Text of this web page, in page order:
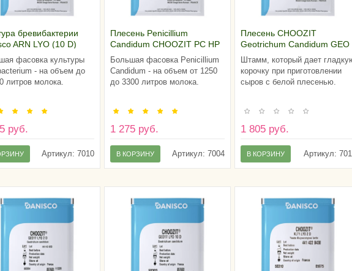
бревибактерии
ARN LYO (10 D)
фасовка культуры
- на объем до
литров молока.
руб.
Артикул: 7010
Плесень Penicillium
Candidum CHOOZIT PC HP
6 LYO (10 D)
Большая фасовка Penicillium
Candidum - на объем от 1250
до 3300 литров молока.
1 275 руб.
Артикул: 7004
В КОРЗИНУ
Плесень CHOOZIT
Geotrichum Candidum GEO
13 LYO (2 D)
Штамм, который дает
корочку при приготовлении
сыров с белой плесенью.
1 805 руб.
Артикул:
В КОРЗИНУ